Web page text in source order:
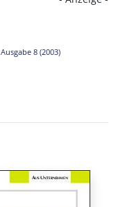
Ausgabe 8 (2003)